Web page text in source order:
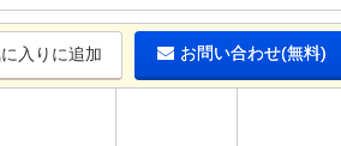
入りに追加 お問い合わせ(無料)